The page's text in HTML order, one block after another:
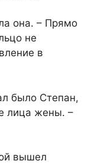
она. – Прямо
не
в
было Степан,
лица жены. –
вышел